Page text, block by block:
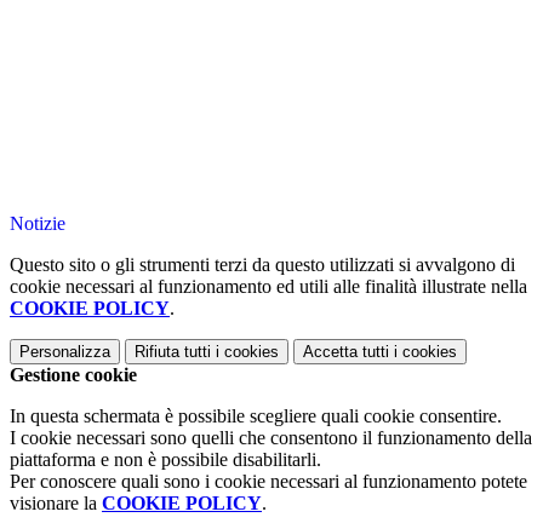
Notizie
Questo sito o gli strumenti terzi da questo utilizzati si avvalgono di
cookie necessari al funzionamento ed utili alle finalità illustrate nella
COOKIE POLICY.
Personalizza Rifiuta tutti i cookies Accetta tutti i cookies
Gestione cookie
In questa schermata è possibile scegliere quali cookie consentire.
I cookie necessari sono quelli che consentono il funzionamento della
piattaforma e non è possibile disabilitarli.
Per conoscere quali sono i cookie necessari al funzionamento potete
visionare la COOKIE POLICY.